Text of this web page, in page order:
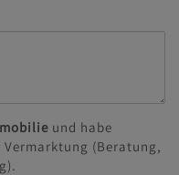
und habe
(Beratung,